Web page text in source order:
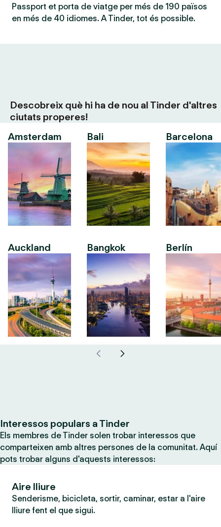
Passport et porta de viatge per més de 190 països
en més de 40 idiomes. A Tinder, tot és possible.
Descobreix què hi ha de nou al Tinder d'altres
ciutats properes!
Amsterdam
Auckland
Bali
Bangkok
Barcelona
Berlín
Interessos populars a Tinder
Els membres de Tinder solen trobar interessos que
comparteixen amb altres persones de la comunitat. Aquí
pots trobar alguns d'aquests interessos:
Aire lliure
Senderisme, bicicleta, sortir, caminar, estar a l'aire
lliure fent el que sigui.